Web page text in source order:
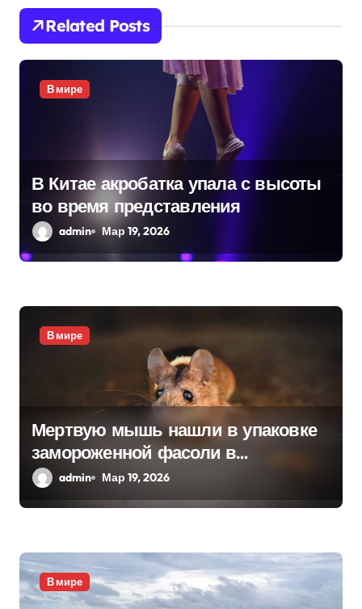
я
п
п
и
с
я
Related Posts
В мире
В Китае акробатка упала с высоты
во время представления
admin Мар 19, 2026
В мире
Мертвую мышь нашли в упаковке
замороженной фасоли в
Нидерландах
admin Мар 19, 2026
В мире